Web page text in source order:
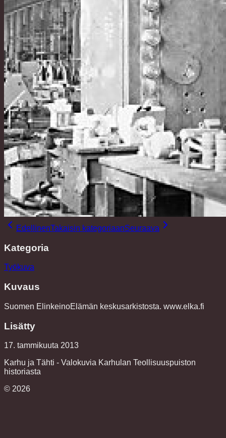
EdellinenTakaisin kategoriaanSeuraava
Kategoria
Työkuva
Kuvaus
Suomen ElinkeinoElämän keskusarkistosta. www.elka.fi
Lisätty
17. tammikuuta 2013
Karhu ja Tähti - Valokuvia Karhulan Teollisuuspuiston
historiasta
© 2026